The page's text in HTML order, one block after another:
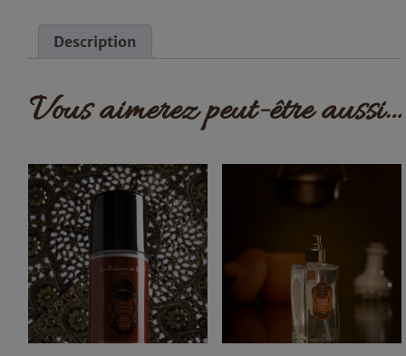
Saba
Baume
Bio
ayurvédique
Description
Vous aimerez peut-être aussi…